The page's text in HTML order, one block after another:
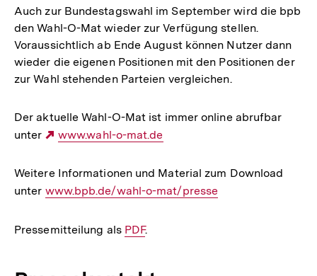
Auch zur Bundestagswahl im September wird die bpb
den Wahl-O-Mat wieder zur Verfügung stellen.
Voraussichtlich ab Ende August können Nutzer dann
wieder die eigenen Positionen mit den Positionen der
zur Wahl stehenden Parteien vergleichen.
Der aktuelle Wahl-O-Mat ist immer online abrufbar
unter
Externer
www.wahl-o-mat.de
Weitere Informationen und Material zum Download
unter Interner
www.bpb.de/wahl-o-mat/presse
Pressemitteilung als Interner
PDF.